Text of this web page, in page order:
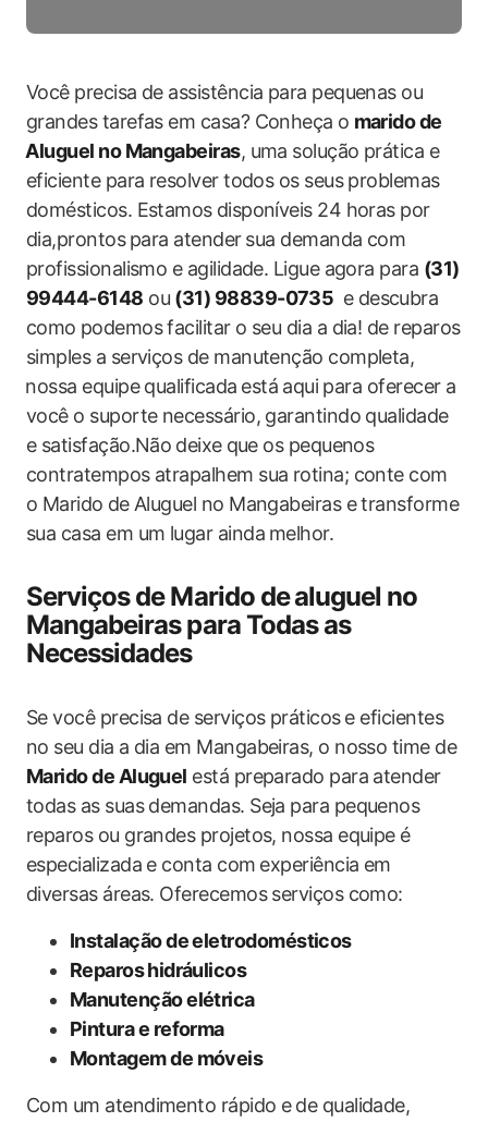
Você ‍precisa de assistência para pequenas ou⁢
grandes tarefas em casa?‍ Conheça ⁤o marido ‍de
⁤Aluguel no Mangabeiras, uma solução prática ‍e
eficiente para resolver ​todos os seus problemas
domésticos. Estamos⁤ disponíveis 24 horas por
dia,prontos ⁤para atender⁤ sua demanda com
‌profissionalismo e agilidade.‍ Ligue ​agora para (31)‌
99444-6148 ou (31) 98839-0735 ⁢ e descubra⁣
como⁤ podemos‍ facilitar o seu dia a dia! ‍de reparos
simples a serviços de manutenção completa,
⁤nossa equipe qualificada ⁤está ⁣aqui para ‍oferecer a
você o suporte necessário, garantindo qualidade
e satisfação.Não ⁤deixe ⁢que os pequenos
contratempos atrapalhem sua ‍rotina; conte com
o Marido ⁢de Aluguel no Mangabeiras e transforme
sua casa em um lugar ainda⁢ melhor.
Serviços de Marido de ⁤aluguel no
Mangabeiras para Todas as
Necessidades
Se você ‍precisa de serviços práticos ⁢e ‍eficientes
no seu dia a dia em Mangabeiras, o nosso time de
Marido de Aluguel está preparado para atender
todas as suas ​demandas. Seja para pequenos
reparos ou grandes projetos, nossa equipe‍ é‍
especializada e conta com⁢ experiência em
diversas áreas.​ Oferecemos serviços como:
Instalação de eletrodomésticos
Reparos ⁣hidráulicos
Manutenção elétrica
Pintura ​e reforma
Montagem de móveis
Com um atendimento rápido e ⁤de qualidade,